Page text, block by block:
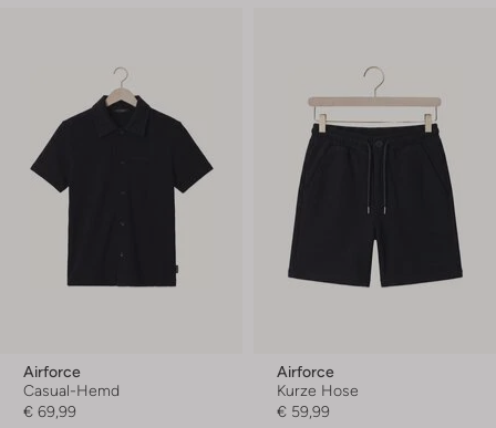
Airforce
Casual-Hemd
€ 69,99
Airforce
Kurze Hose
€ 59,99